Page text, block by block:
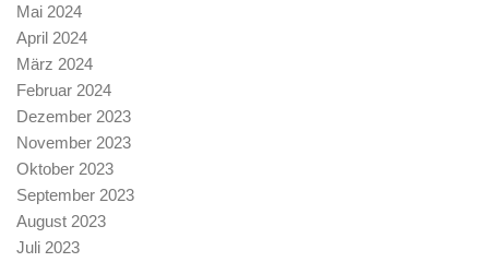
Mai 2024
April 2024
März 2024
Februar 2024
Dezember 2023
November 2023
Oktober 2023
September 2023
August 2023
Juli 2023